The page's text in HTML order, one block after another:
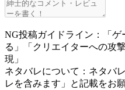
NG投稿ガイドライン：「
る」「クリエイターへの攻
現」
ネタバレについて：ネタバ
レを含みます」と記載をお